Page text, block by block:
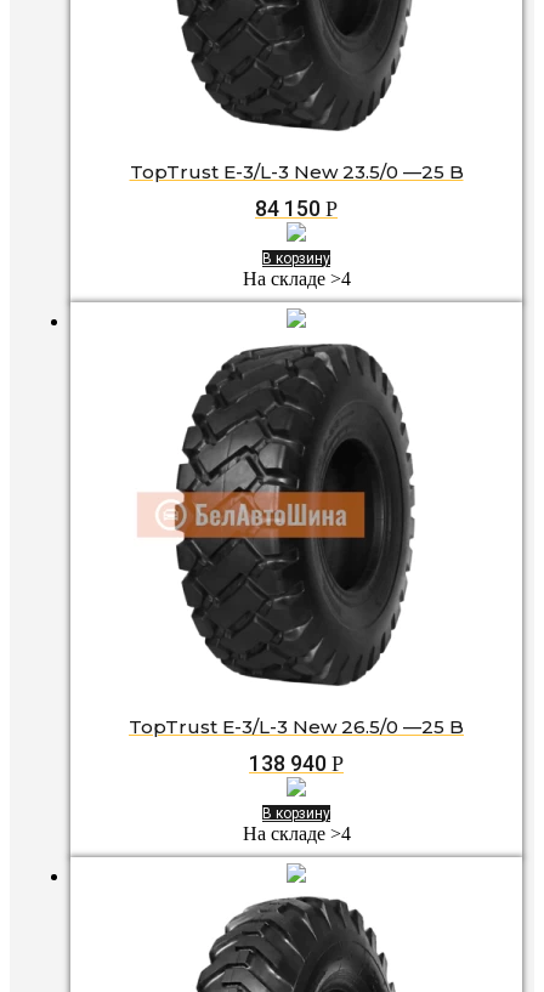
TopTrust E-3/L-3 New 23.5/0 —25 B
84 150 Р
В корзину
На складе >4
TopTrust E-3/L-3 New 26.5/0 —25 B
138 940 Р
В корзину
На складе >4